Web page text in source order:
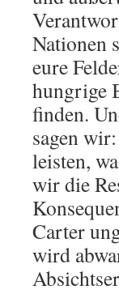
Nationen
eure
hungrige
finden.
sagen
leisten,
wir die
Carter
wird